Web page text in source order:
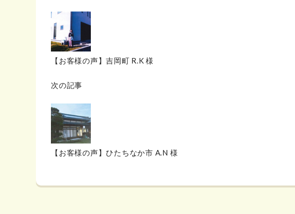
【お客様の声】吉岡町 R.K 様
次の記事
【お客様の声】ひたちなか市 A.N 様